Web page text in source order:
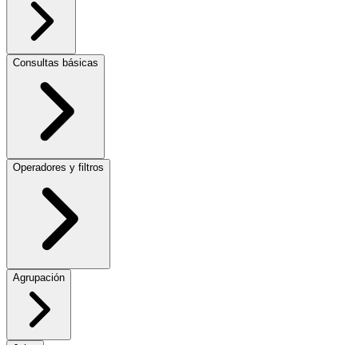
Consultas básicas
Operadores y filtros
Agrupación